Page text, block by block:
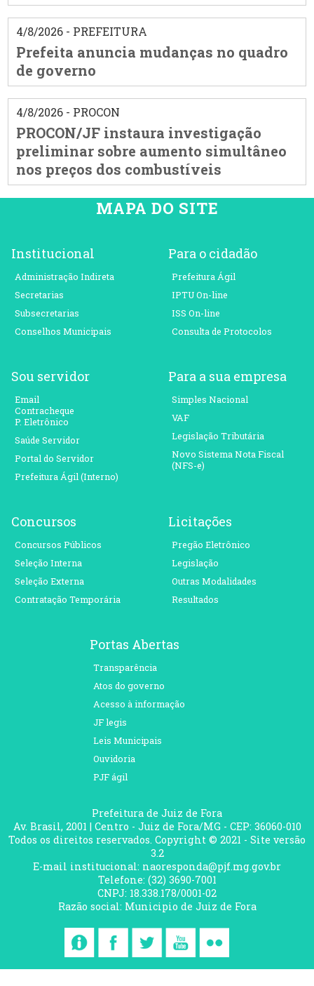
4/8/2026 - PREFEITURA
Prefeita anuncia mudanças no quadro
de governo
4/8/2026 - PROCON
PROCON/JF instaura investigação
preliminar sobre aumento simultâneo
nos preços dos combustíveis
MAPA DO SITE
Institucional
Administração Indireta
Secretarias
Subsecretarias
Conselhos Municipais
Para o cidadão
Prefeitura Ágil
IPTU On-line
ISS On-line
Consulta de Protocolos
Sou servidor
Email
Contracheque
P. Eletrônico
Saúde Servidor
Portal do Servidor
Prefeitura Ágil (Interno)
Para a sua empresa
Simples Nacional
VAF
Legislação Tributária
Novo Sistema Nota Fiscal
(NFS-e)
Concursos
Concursos Públicos
Seleção Interna
Seleção Externa
Contratação Temporária
Licitações
Pregão Eletrônico
Legislação
Outras Modalidades
Resultados
Portas Abertas
Transparência
Atos do governo
Acesso à informação
JF legis
Leis Municipais
Ouvidoria
PJF ágil
Prefeitura de Juiz de Fora
Av. Brasil, 2001 | Centro - Juiz de Fora/MG - CEP: 36060-010
Todos os direitos reservados. Copyright © 2021 - Site versão
3.2
E-mail institucional: naoresponda@pjf.mg.gov.br
Telefone: (32) 3690-7001
CNPJ: 18.338.178/0001-02
Razão social: Municipio de Juiz de Fora